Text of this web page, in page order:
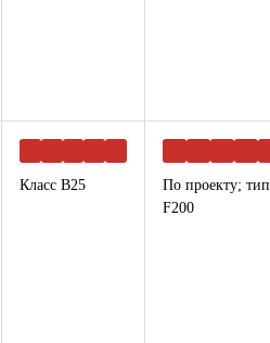
Класс B25
По проекту;
F200